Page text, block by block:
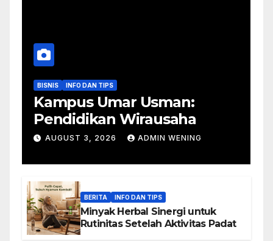
BISNIS INFO DAN TIPS
Kampus Umar Usman:
Pendidikan Wirausaha
AUGUST 3, 2026 ADMIN WENING
BERITA INFO DAN TIPS
Minyak Herbal Sinergi untuk
Rutinitas Setelah Aktivitas Padat